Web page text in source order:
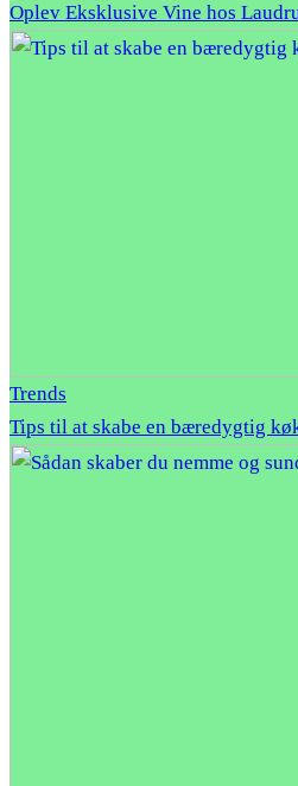
Oplev Eksklusive Vine hos
Trends
Tips til at skabe en bæredygtig